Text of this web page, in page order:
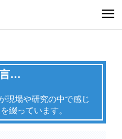
言…
現場や研究の中で感じ
綴っています。